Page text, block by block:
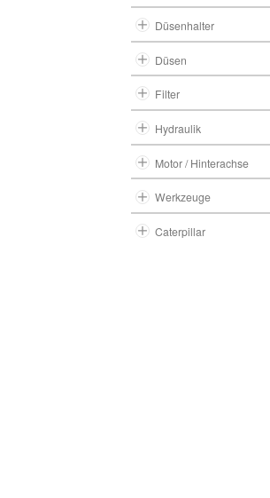
Düsenhalter
Düsen
Filter
Hydraulik
Motor / Hinterachse
Werkzeuge
Caterpillar